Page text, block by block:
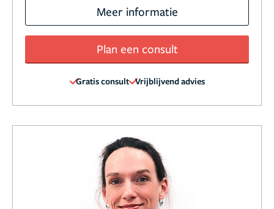
Meer informatie
Plan een consult
Gratis consult Vrijblijvend advies